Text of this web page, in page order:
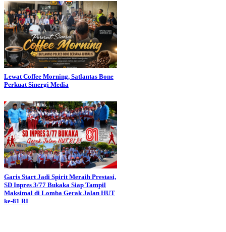
Lewat Coffee Morning, Satlantas Bone
Perkuat Sinergi Media
Garis Start Jadi Spirit Meraih Prestasi,
SD Inpres 3/77 Bukaka Siap Tampil
Maksimal di Lomba Gerak Jalan HUT
ke-81 RI